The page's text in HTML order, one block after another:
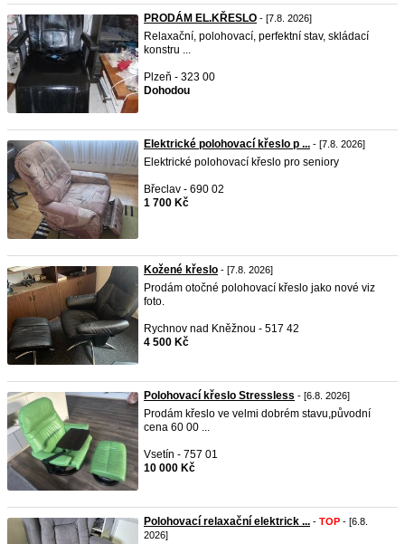
PRODÁM EL.KŘESLO - [7.8. 2026]
Relaxační, polohovací, perfektní stav, skládací
konstru ...
Plzeň - 323 00
Dohodou
Elektrické polohovací křeslo p ... - [7.8. 2026]
Elektrické polohovací křeslo pro seniory
Břeclav - 690 02
1 700 Kč
Kožené křeslo - [7.8. 2026]
Prodám otočné polohovací křeslo jako nové viz
foto.
Rychnov nad Kněžnou - 517 42
4 500 Kč
Polohovací křeslo Stressless - [6.8. 2026]
Prodám křeslo ve velmi dobrém stavu,původní
cena 60 00 ...
Vsetín - 757 01
10 000 Kč
Polohovací relaxační elektrick ... - TOP - [6.8.
2026]